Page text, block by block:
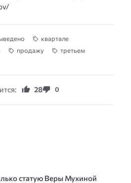
квартале
продажу
третьем
28 0
статую Веры Мухиной